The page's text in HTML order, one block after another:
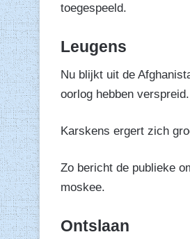
toegespeeld.
Leugens
Nu blijkt uit de
oorlog hebben verspreid.
Karskens ergert zich
Zo bericht de publieke
moskee.
Ontslaan